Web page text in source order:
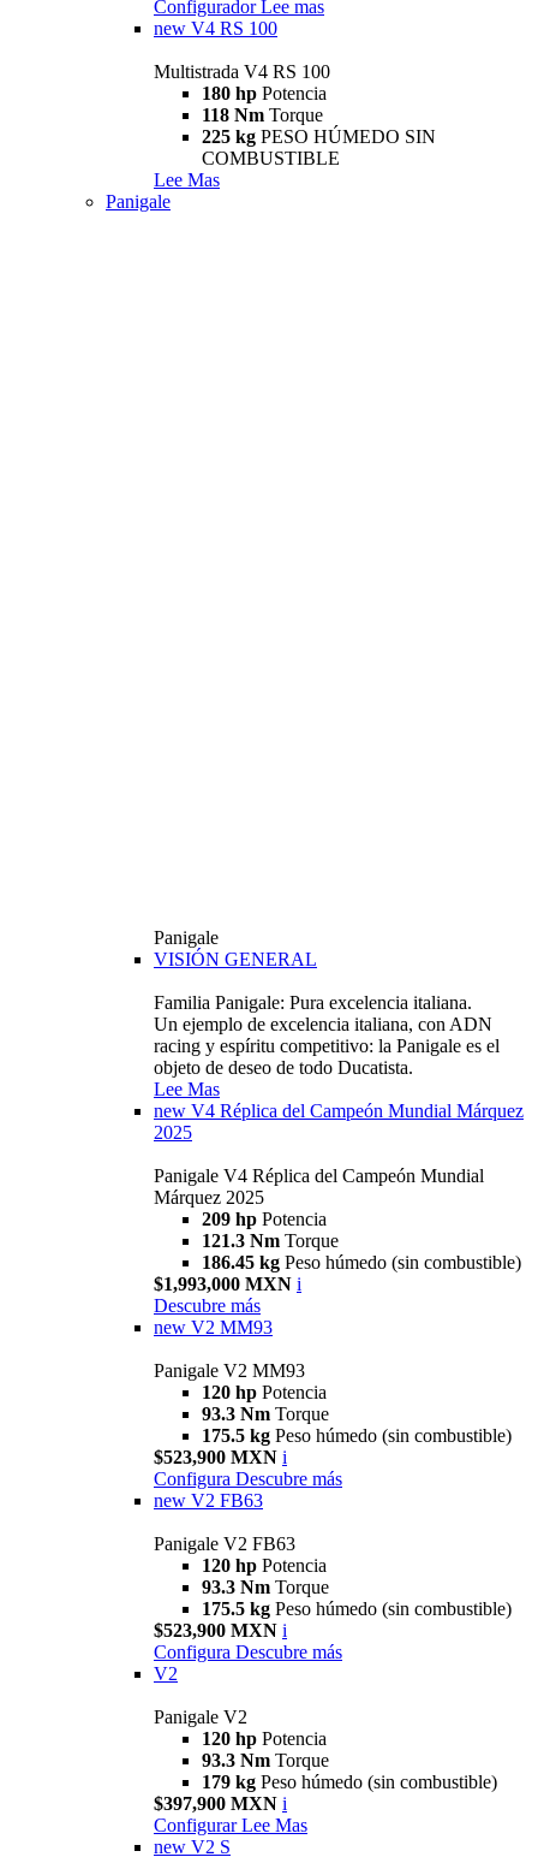
Configurador Lee mas
new V4 RS 100
Multistrada V4 RS 100
180 hp Potencia
118 Nm Torque
225 kg PESO HÚMEDO SIN
COMBUSTIBLE
Lee Mas
Panigale
Panigale
VISIÓN GENERAL
Familia Panigale: Pura excelencia italiana.
Un ejemplo de excelencia italiana, con ADN
racing y espíritu competitivo: la Panigale es el
objeto de deseo de todo Ducatista.
Lee Mas
new V4 Réplica del Campeón Mundial Márquez
2025
Panigale V4 Réplica del Campeón Mundial
Márquez 2025
209 hp Potencia
121.3 Nm Torque
186.45 kg Peso húmedo (sin combustible)
$1,993,000 MXN i
Descubre más
new V2 MM93
Panigale V2 MM93
120 hp Potencia
93.3 Nm Torque
175.5 kg Peso húmedo (sin combustible)
$523,900 MXN i
Configura Descubre más
new V2 FB63
Panigale V2 FB63
120 hp Potencia
93.3 Nm Torque
175.5 kg Peso húmedo (sin combustible)
$523,900 MXN i
Configura Descubre más
V2
Panigale V2
120 hp Potencia
93.3 Nm Torque
179 kg Peso húmedo (sin combustible)
$397,900 MXN i
Configurar Lee Mas
new V2 S